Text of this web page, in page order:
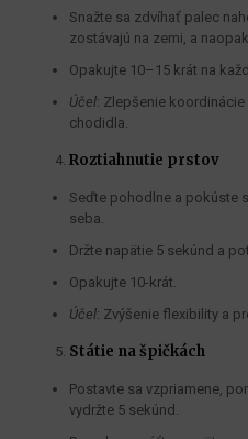
Snažte sa zdvíhať palec
zostávajú na zemi, a
Opakujte 10–15 krát na
Účel: Zlepšenie
chodidla.
Roztiahnutie prstov
Seďte pohodlne a pokúste
seba.
Držte napätie 5 sekúnd a
Opakujte 10-krát.
Účel: Zvýšenie flexibility a
Státie na špičkách
Postavte sa vzpriamene,
vydržte 5 sekúnd.